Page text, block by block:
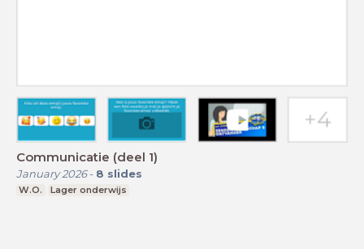
Communicatie (deel 1)
January 2026- 8 slides
W.O. Lager onderwijs